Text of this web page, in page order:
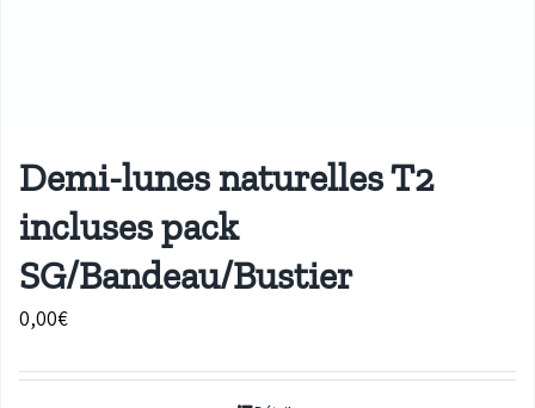
Demi-lunes naturelles T2
incluses pack
SG/Bandeau/Bustier
0,00€